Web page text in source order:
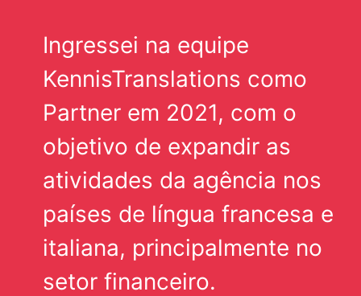
Ingressei na equipe
KennisTranslations como
Partner em 2021, com o
objetivo de expandir as
atividades da agência nos
países de língua francesa e
italiana, principalmente no
setor financeiro.